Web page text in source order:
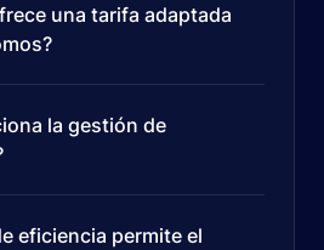
una tarifa adaptada
la gestión de
eficiencia permite el